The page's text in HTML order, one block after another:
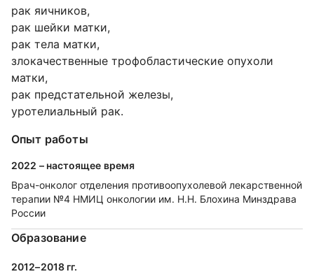
рак яичников,
рак шейки матки,
рак тела матки,
злокачественные трофобластические опухоли
матки,
рак предстательной железы,
уротелиальный рак.
Опыт работы
2022 – настоящее время
Врач-онколог отделения противоопухолевой лекарственной
терапии №4 НМИЦ онкологии им. Н.Н. Блохина Минздрава
России
Образование
2012–2018 гг.